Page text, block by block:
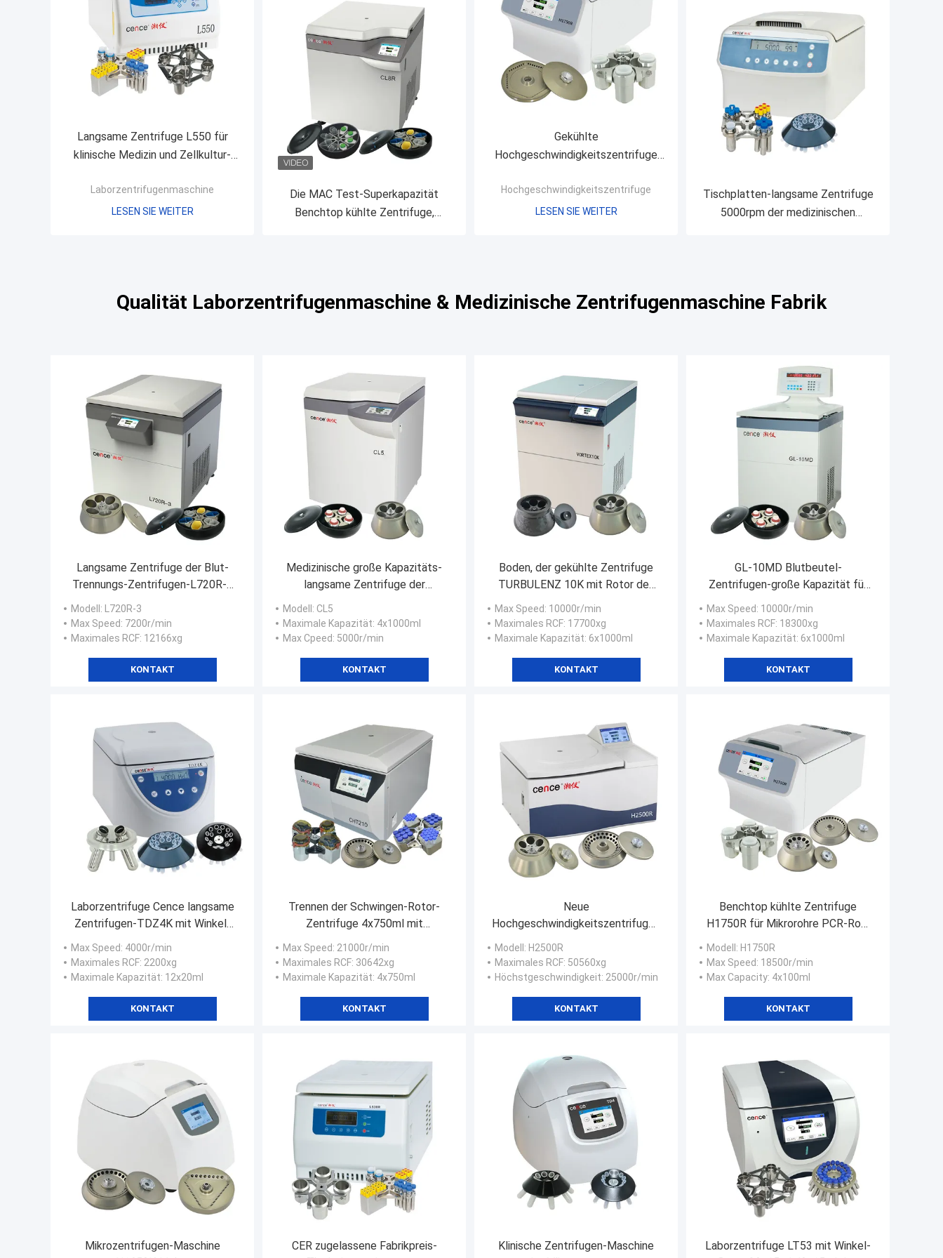
Langsame Zentrifuge L550 für
klinische Medizin und Zellkultur-
Laborzentrifugenmaschine
LESEN SIE WEITER
Die MAC Test-Superkapazität
Benchtop kühlte Zentrifuge,
Gekühlte
Hochgeschwindigkeitszentrifuge
PCR Rohr und Microplate
Hochgeschwindigkeitszentrifuge
LESEN SIE WEITER
Tischplatten-langsame Zentrifuge
5000rpm der medizinischen
Qualität Laborzentrifugenmaschine & Medizinische Zentrifugenmaschine Fabrik
Langsame Zentrifuge der Blut-
Trennungs-Zentrifugen-L720R-3
6x2x1000ml
Modell : L720R-3
Max Speed: 7200r/min
Maximales RCF: 12166xg
KONTAKT
Medizinische große Kapazitäts-
langsame Zentrifuge der
Modell : CL5
Maximale Kapazität: 4x1000ml
Max Cpeed: 5000r/min
KONTAKT
Boden, der gekühlte Zentrifuge
TURBULENZ 10K mit Rotor des
Max Speed: 10000r/min
Maximales RCF: 17700xg
Maximale Kapazität: 6x1000ml
KONTAKT
GL-10MD Blutbeutel-
Zentrifugen-große Kapazität für
Max Speed: 10000r/min
Maximales RCF: 18300xg
Maximale Kapazität: 6x1000ml
KONTAKT
Laborzentrifuge Cence langsame
Zentrifugen-TDZ4K mit Winkel-
Max Speed: 4000r/min
Maximales RCF: 2200xg
Maximale Kapazität: 12x20ml
KONTAKT
Trennen der Schwingen-Rotor-
Zentrifuge 4x750ml mit
88x15ml
Max Speed: 21000r/min
Maximales RCF: 30642xg
Maximale Kapazität: 4x750ml
KONTAKT
Neue
Hochgeschwindigkeitszentrifugen-
Cence für Molekularbiologie
Modell : H2500R
Maximales RCF: 50560xg
Höchstgeschwindigkeit: 25000r/min
KONTAKT
Benchtop kühlte Zentrifuge
H1750R für Mikrorohre PCR-Rohr
Modell : H1750R
Max Speed: 18500r/min
Max Capacity: 4x100ml
KONTAKT
Mikrozentrifugen-Maschine
CER zugelassene Fabrikpreis-
Klinische Zentrifugen-Maschine
Laborzentrifuge LT53 mit Winkel-